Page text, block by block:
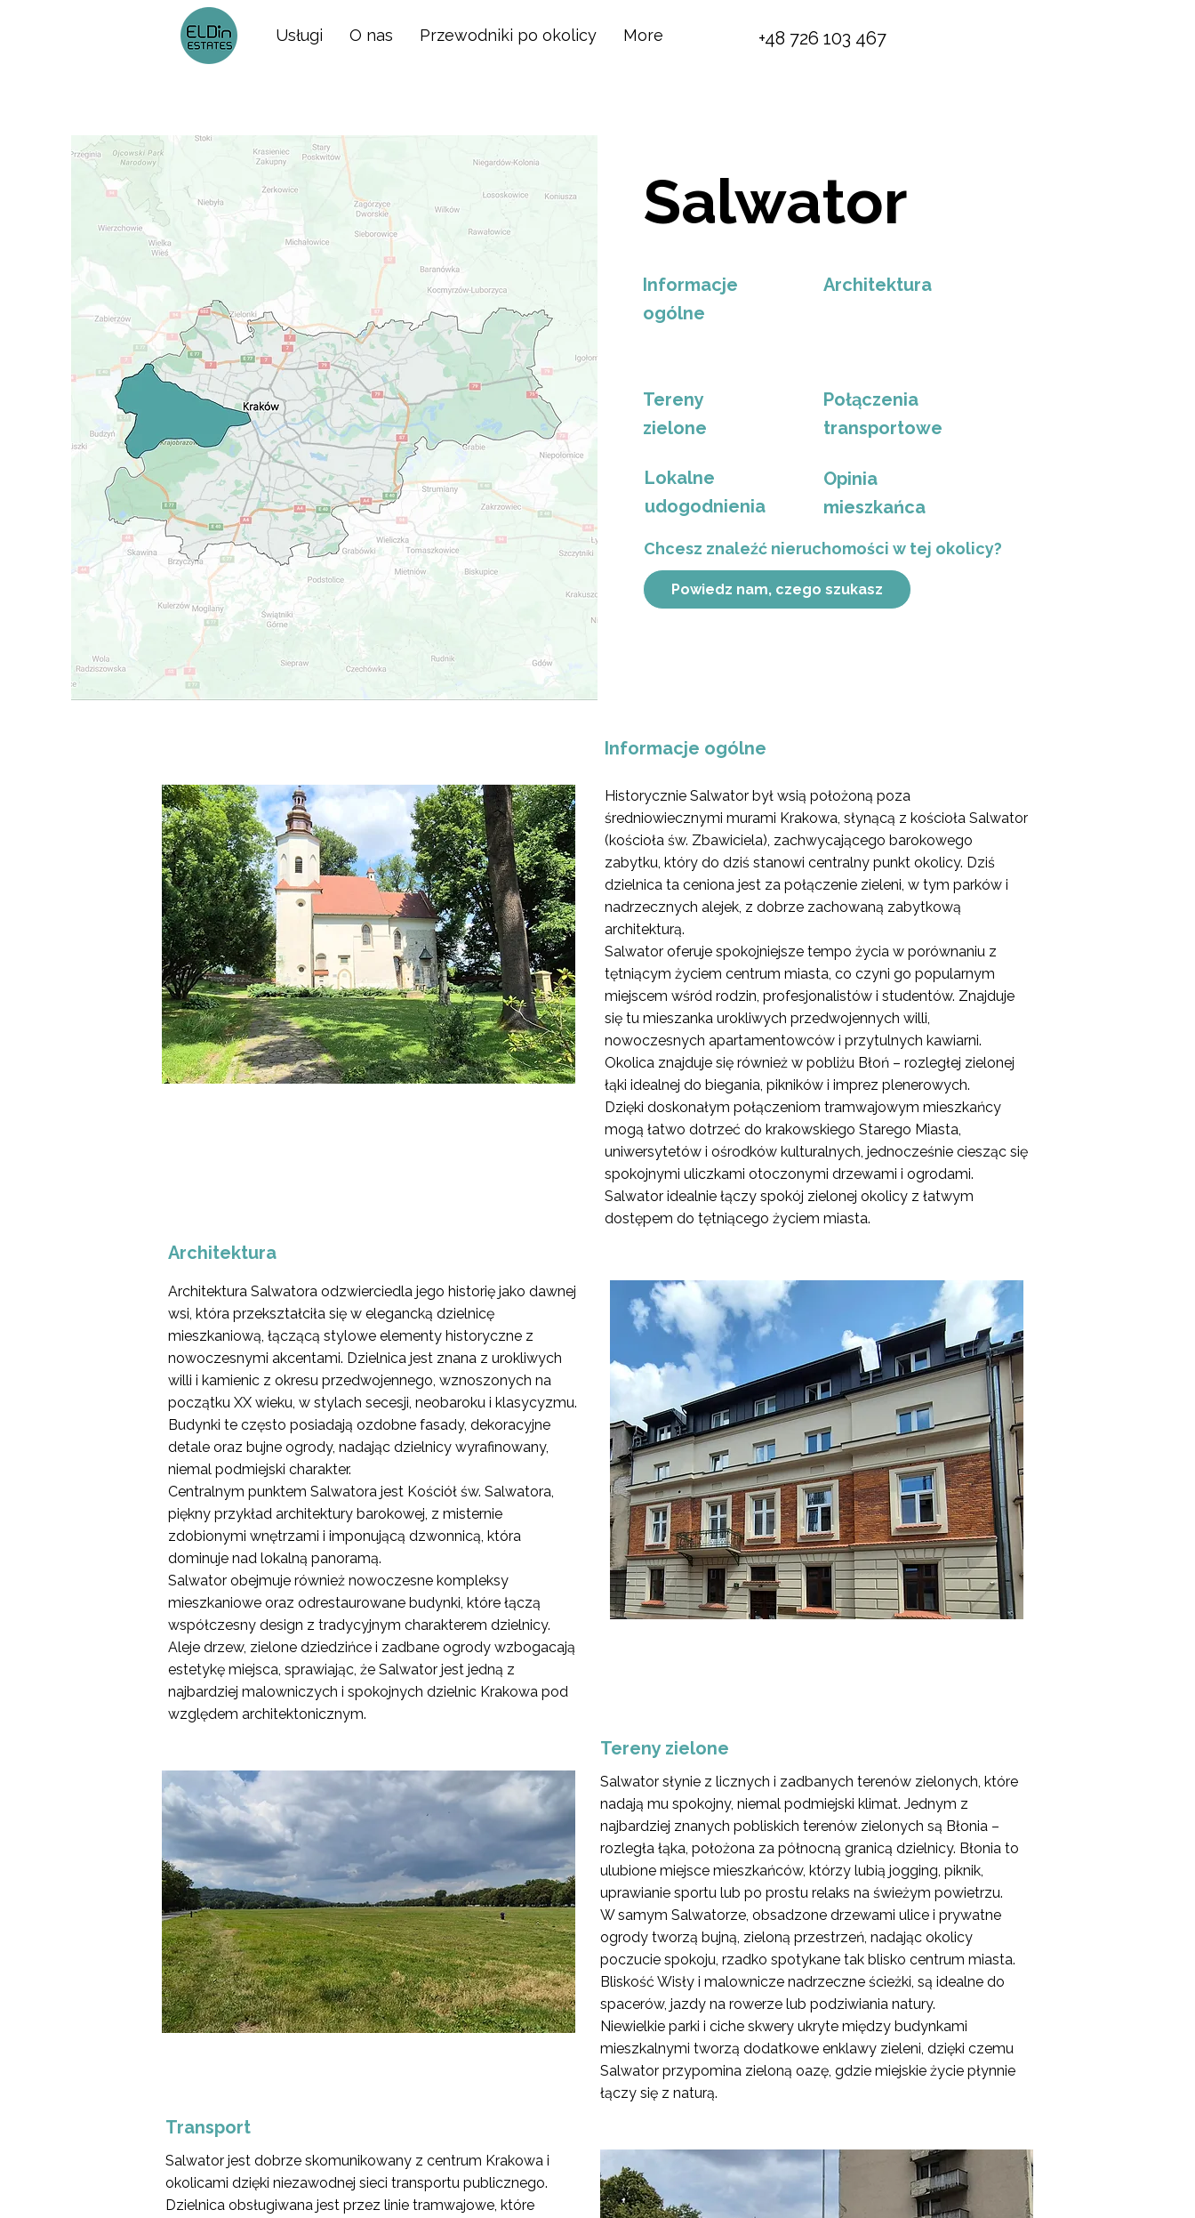
Usługi O nas Przewodniki po okolicy More +48 726 103 467
Salwator
Informacje
ogólne
Tereny
zielone
Lokalne
udogodnienia
Architektura
Połączenia
transportowe
Opinia
mieszkańca
Chcesz znaleźć nieruchomości w tej okolicy?
Powiedz nam, czego szukasz
Informacje ogólne
Historycznie Salwator był wsią położoną poza
średniowiecznymi murami Krakowa, słynącą z kościoła Salwator
(kościoła św. Zbawiciela), zachwycającego barokowego
zabytku, który do dziś stanowi centralny punkt okolicy. Dziś
dzielnica ta ceniona jest za połączenie zieleni, w tym parków i
nadrzecznych alejek, z dobrze zachowaną zabytkową
architekturą.
Salwator oferuje spokojniejsze tempo życia w porównaniu z
tętniącym życiem centrum miasta, co czyni go popularnym
miejscem wśród rodzin, profesjonalistów i studentów. Znajduje
się tu mieszanka urokliwych przedwojennych willi,
nowoczesnych apartamentowców i przytulnych kawiarni.
Okolica znajduje się również w pobliżu Błoń – rozległej zielonej
łąki idealnej do biegania, pikników i imprez plenerowych.
Dzięki doskonałym połączeniom tramwajowym mieszkańcy
mogą łatwo dotrzeć do krakowskiego Starego Miasta,
uniwersytetów i ośrodków kulturalnych, jednocześnie ciesząc się
spokojnymi uliczkami otoczonymi drzewami i ogrodami.
Salwator idealnie łączy spokój zielonej okolicy z łatwym
dostępem do tętniącego życiem miasta.
Architektura
Architektura Salwatora odzwierciedla jego historię jako dawnej
wsi, która przekształciła się w elegancką dzielnicę
mieszkaniową, łączącą stylowe elementy historyczne z
nowoczesnymi akcentami. Dzielnica jest znana z urokliwych
willi i kamienic z okresu przedwojennego, wznoszonych na
początku XX wieku, w stylach secesji, neobaroku i klasycyzmu.
Budynki te często posiadają ozdobne fasady, dekoracyjne
detale oraz bujne ogrody, nadając dzielnicy wyrafinowany,
niemal podmiejski charakter.
Centralnym punktem Salwatora jest Kościół św. Salwatora,
piękny przykład architektury barokowej, z misternie
zdobionymi wnętrzami i imponującą dzwonnicą, która
dominuje nad lokalną panoramą.
Salwator obejmuje również nowoczesne kompleksy
mieszkaniowe oraz odrestaurowane budynki, które łączą
współczesny design z tradycyjnym charakterem dzielnicy.
Aleje drzew, zielone dziedzińce i zadbane ogrody wzbogacają
estetykę miejsca, sprawiając, że Salwator jest jedną z
najbardziej malowniczych i spokojnych dzielnic Krakowa pod
względem architektonicznym.
Tereny zielone
Salwator słynie z licznych i zadbanych terenów zielonych, które
nadają mu spokojny, niemal podmiejski klimat. Jednym z
najbardziej znanych pobliskich terenów zielonych są Błonia –
rozległa łąka, położona za północną granicą dzielnicy. Błonia to
ulubione miejsce mieszkańców, którzy lubią jogging, piknik,
uprawianie sportu lub po prostu relaks na świeżym powietrzu.
W samym Salwatorze, obsadzone drzewami ulice i prywatne
ogrody tworzą bujną, zieloną przestrzeń, nadając okolicy
poczucie spokoju, rzadko spotykane tak blisko centrum miasta.
Bliskość Wisły i malownicze nadrzeczne ścieżki, są idealne do
spacerów, jazdy na rowerze lub podziwiania natury.
Niewielkie parki i ciche skwery ukryte między budynkami
mieszkalnymi tworzą dodatkowe enklawy zieleni, dzięki czemu
Salwator przypomina zieloną oazę, gdzie miejskie życie płynnie
łączy się z naturą.
Transport
Salwator jest dobrze skomunikowany z centrum Krakowa i
okolicami dzięki niezawodnej sieci transportu publicznego.
Dzielnica obsługiwana jest przez linie tramwajowe, które